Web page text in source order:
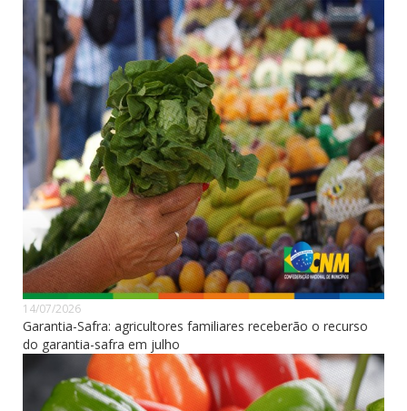
14/07/2026
Garantia-Safra: agricultores familiares receberão o recurso
do garantia-safra em julho